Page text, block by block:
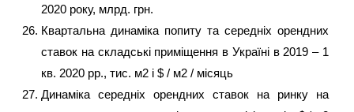
2020 року, млрд. грн.
Квартальна динаміка попиту та середніх орендних
ставок на складські приміщення в Україні в 2019 – 1
кв. 2020 рр., тис. м2 і $ / м2 / місяць
Динаміка середніх орендних ставок на ринку на